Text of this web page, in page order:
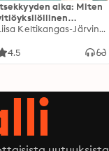
aika: Miten
sai
Liisa Keltikangas-Järvinen
4.5